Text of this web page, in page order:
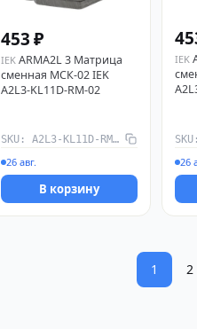
453 ₽
IEK ARMA2L 3 Матрица
сменная МСК-02 IEK
A2L3-KL11D-RM-02
SKU: A2L3-KL11D-RM-02
26 авг.
В корзину
IEK
26
1 2